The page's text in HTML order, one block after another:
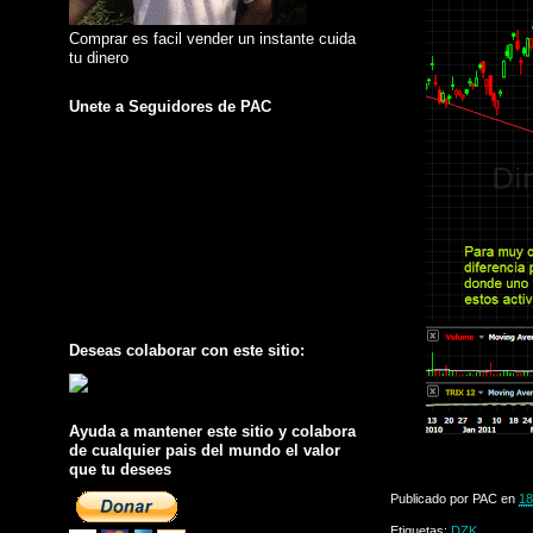
Comprar es facil vender un instante cuida
tu dinero
Unete a Seguidores de PAC
Deseas colaborar con este sitio:
Ayuda a mantener este sitio y colabora
de cualquier pais del mundo el valor
que tu desees
Publicado por PAC en